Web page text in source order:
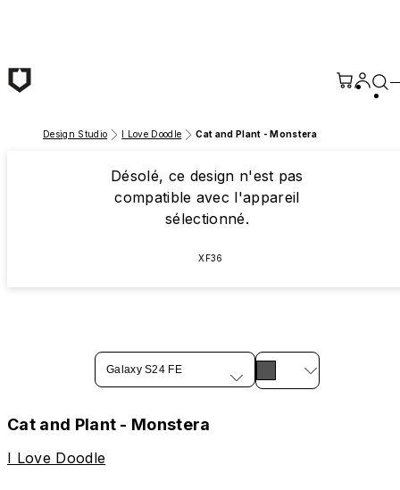
Design Studio I Love Doodle Cat and Plant - Monstera
Désolé, ce design n'est pas
compatible avec l'appareil
sélectionné.
XF36
Galaxy S24 FE
Cat and Plant - Monstera
I Love Doodle